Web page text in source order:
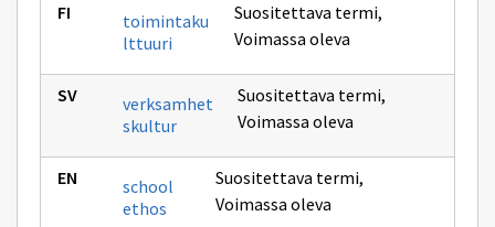
toimintaku
lttuuri
Suositettava termi,
Voimassa oleva
verksamhet
skultur
Suositettava termi,
Voimassa oleva
school
ethos
Suositettava termi,
Voimassa oleva